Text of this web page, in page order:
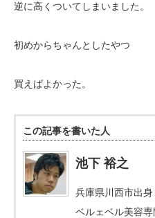
逆に高くついてしまいました。
初めからちゃんとしたやつ
買えばよかった。
この記事を書いた人
池下 裕之
兵庫県川西市出
ベルェベル美容